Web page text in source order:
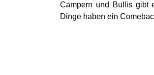
Campern und Bullis gibt
Dinge haben ein